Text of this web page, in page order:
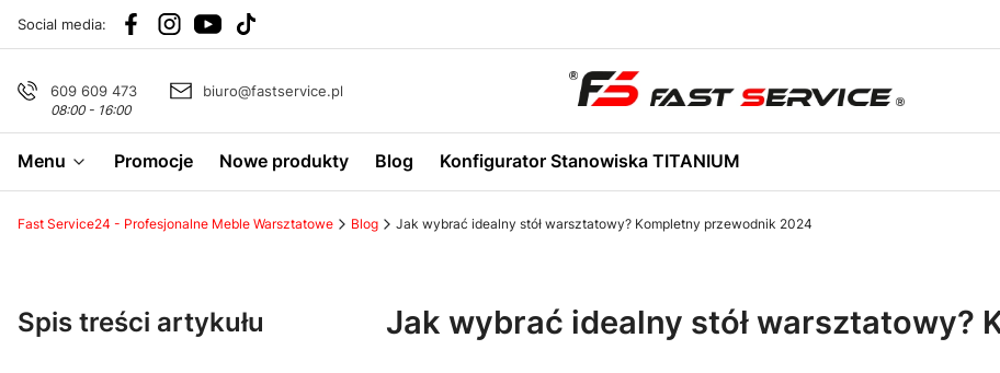
Social media:
609 609 473
08:00 - 16:00
biuro@fastservice.pl
Menu Promocje Nowe produkty Blog Konfigurator Stanowiska TITANIUM
Fast Service24 - Profesjonalne Meble Warsztatowe Blog Jak wybrać idealny stół warsztatowy? Kompletny przewodnik 2024
Spis treści artykułu Jak wybrać idealny stół warsztatowy?